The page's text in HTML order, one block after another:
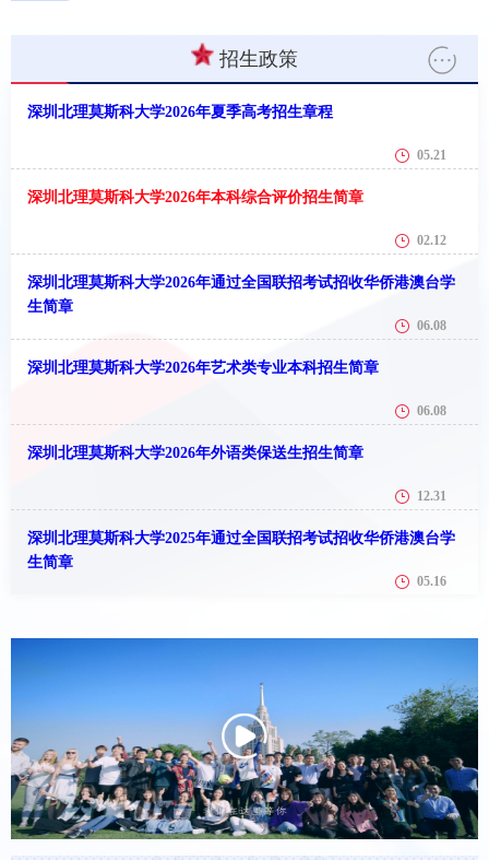
招生政策
深圳北理莫斯科大学2026年夏季高考招生章程
05.21
深圳北理莫斯科大学2026年本科综合评价招生简章
02.12
深圳北理莫斯科大学2026年通过全国联招考试招收华侨港澳台学
生简章
06.08
深圳北理莫斯科大学2026年艺术类专业本科招生简章
06.08
深圳北理莫斯科大学2026年外语类保送生招生简章
12.31
深圳北理莫斯科大学2025年通过全国联招考试招收华侨港澳台学
生简章
05.16